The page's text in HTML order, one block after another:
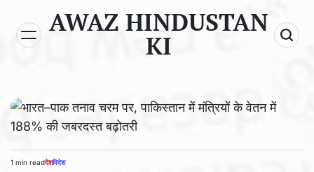
content
AWAZ HINDUSTAN
KI
Estimated
1 min readPOSTED
देशविदेश